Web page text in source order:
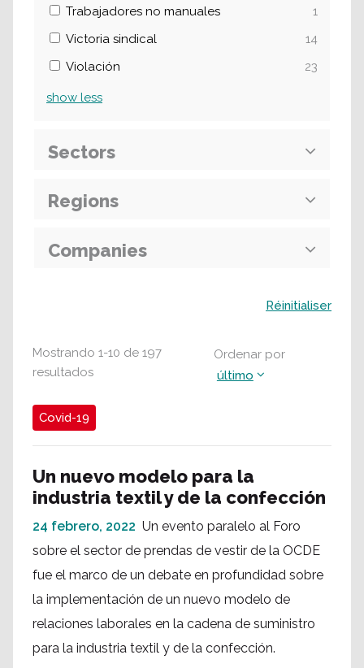
Mostrando 1-10 de 197
resultados
Ordenar por
último
Covid-19
Un nuevo modelo para la
industria textil y de la confección
24 febrero, 2022 Un evento paralelo al Foro
sobre el sector de prendas de vestir de la OCDE
fue el marco de un debate en profundidad sobre
la implementación de un nuevo modelo de
relaciones laborales en la cadena de suministro
para la industria textil y de la confección.
Trabajadores no manuales
1
Victoria sindical
14
Violación
23
show less
Sectors
Regions
Companies
Réinitialiser